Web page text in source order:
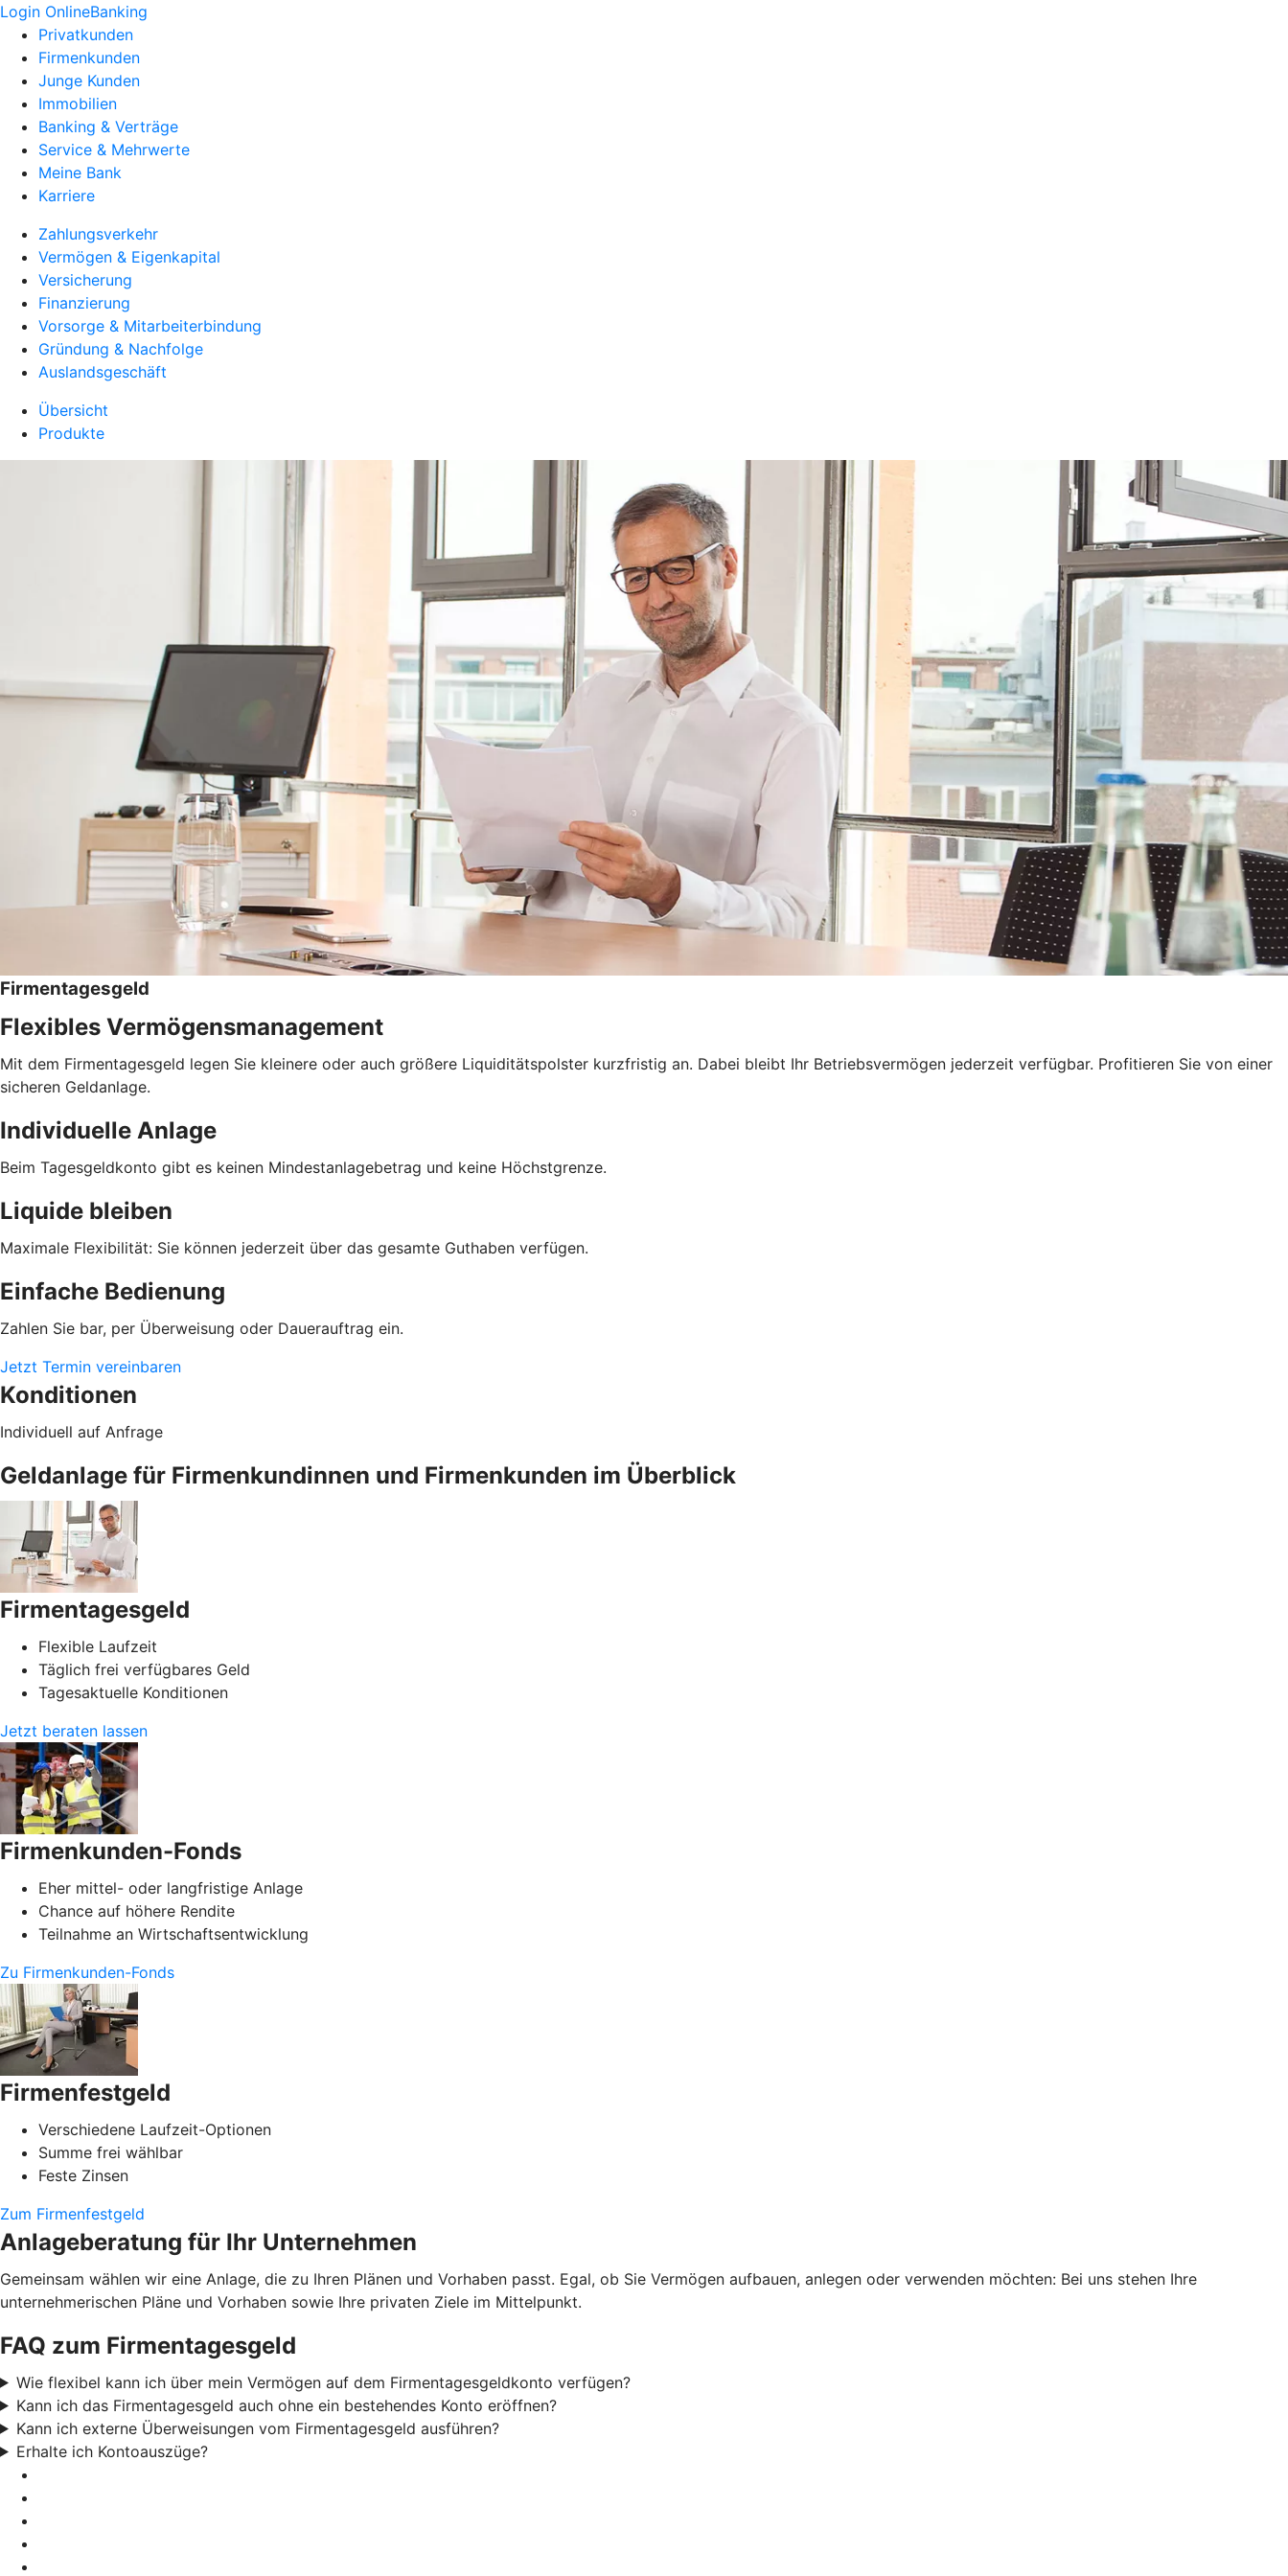
Login OnlineBanking
Privatkunden
Firmenkunden
Junge Kunden
Immobilien
Banking & Verträge
Service & Mehrwerte
Meine Bank
Karriere
Zahlungsverkehr
Vermögen & Eigenkapital
Versicherung
Finanzierung
Vorsorge & Mitarbeiterbindung
Gründung & Nachfolge
Auslandsgeschäft
Übersicht
Produkte
Firmentagesgeld
Flexibles Vermögensmanagement
Mit dem Firmentagesgeld legen Sie kleinere oder auch größere Liquiditätspolster kurzfristig an. Dabei bleibt Ihr Betriebsvermögen jederzeit verfügbar. Profitieren Sie von einer
sicheren Geldanlage.
Individuelle Anlage
Beim Tagesgeldkonto gibt es keinen Mindestanlagebetrag und keine Höchstgrenze.
Liquide bleiben
Maximale Flexibilität: Sie können jederzeit über das gesamte Guthaben verfügen.
Einfache Bedienung
Zahlen Sie bar, per Überweisung oder Dauerauftrag ein.
Jetzt Termin vereinbaren
Konditionen
Individuell auf Anfrage
Geldanlage für Firmenkundinnen und Firmenkunden im Überblick
Firmentagesgeld
Flexible Laufzeit
Täglich frei verfügbares Geld
Tagesaktuelle Konditionen
Jetzt beraten lassen
Firmenkunden-Fonds
Eher mittel- oder langfristige Anlage
Chance auf höhere Rendite
Teilnahme an Wirtschaftsentwicklung
Zu Firmenkunden-Fonds
Firmenfestgeld
Verschiedene Laufzeit-Optionen
Summe frei wählbar
Feste Zinsen
Zum Firmenfestgeld
Anlageberatung für Ihr Unternehmen
Gemeinsam wählen wir eine Anlage, die zu Ihren Plänen und Vorhaben passt. Egal, ob Sie Vermögen aufbauen, anlegen oder verwenden möchten: Bei uns stehen Ihre
unternehmerischen Pläne und Vorhaben sowie Ihre privaten Ziele im Mittelpunkt.
FAQ zum Firmentagesgeld
Wie flexibel kann ich über mein Vermögen auf dem Firmentagesgeldkonto verfügen?
Kann ich das Firmentagesgeld auch ohne ein bestehendes Konto eröffnen?
Kann ich externe Überweisungen vom Firmentagesgeld ausführen?
Erhalte ich Kontoauszüge?